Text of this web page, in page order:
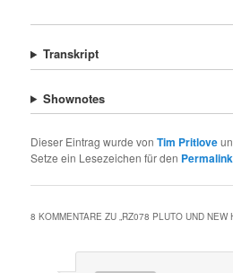
Transkript
Shownotes
Dieser Eintrag wurde vonTim Pritlove
Setze ein Lesezeichen für den Permalink
8 KOMMENTARE ZU „RZ078 PLUTO UND NEW